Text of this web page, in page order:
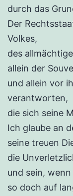
durch das
Der
Volkes,
des
allein der
und allein vor
verantworten,
die sich seine
Ich glaube an
seine treuen
die
und sein,
so doch auf